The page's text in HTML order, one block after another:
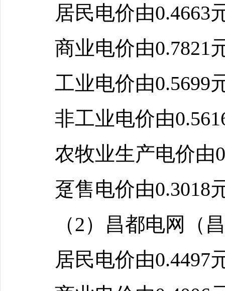
居民电价由0.4663
商业电价由0.7821
工业电价由0.5699
非工业电价由
农牧业生产电价由
趸售电价由0.3018
（2）昌都电网（
居民电价由0.4497